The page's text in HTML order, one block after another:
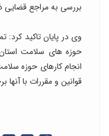
بررسی به مراجع قضایی
وی در پایان تاکید
حوزه های سلامت استان
انجام کارهای حوزه
قوانین و مقررات با